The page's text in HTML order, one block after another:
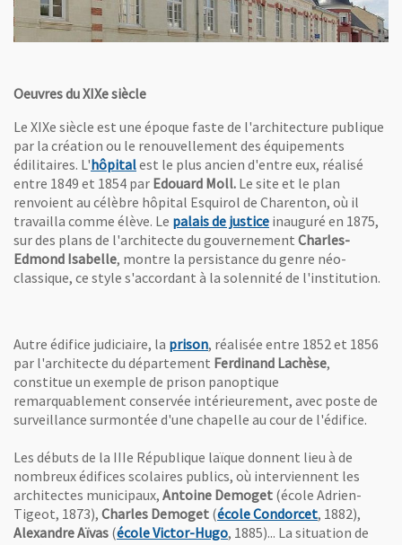
Oeuvres du XIXe siècle
Le XIXe siècle est une époque faste de l'architecture publique
par la création ou le renouvellement des équipements
édilitaires. L'hôpital, Ouvre une nouvelle fenêtre
est le plus ancien d'entre eux, réalisé
entre 1849 et 1854 par Edouard Moll. Le site et le plan
renvoient au célèbre hôpital Esquirol de Charenton, où il
travailla comme élève. Le palais de justice, Ouvre une nouvelle
inauguré en 1875,
sur des plans de l'architecte du gouvernement Charles-
Edmond Isabelle, montre la persistance du genre néo-
classique, ce style s'accordant à la solennité de l'institution.
Autre édifice judiciaire, la prison, Ouvre une nouvelle fenêtre
, réalisée entre 1852 et 1856
par l'architecte du département Ferdinand Lachèse,
constitue un exemple de prison panoptique
remarquablement conservée intérieurement, avec poste de
surveillance surmontée d'une chapelle au cour de l'édifice.
Les débuts de la IIIe République laïque donnent lieu à de
nombreux édifices scolaires publics, où interviennent les
architectes municipaux, Antoine Demoget (école Adrien-
Tigeot, 1873), Charles Demoget (école Condorcet, Ouvre une
, 1882),
Alexandre Aïvas (école Victor-Hugo, Ouvre une nouvelle fenêtre
, 1885)... La situation de